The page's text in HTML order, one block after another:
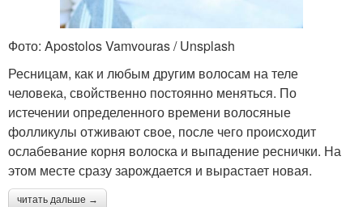
Фото: Apostolos Vamvouras / Unsplash
Ресницам, как и любым другим волосам на теле
человека, свойственно постоянно меняться. По
истечении определенного времени волосяные
фолликулы отживают свое, после чего происходит
ослабевание корня волоска и выпадение реснички. На
этом месте сразу зарождается и вырастает новая.
читать дальше →